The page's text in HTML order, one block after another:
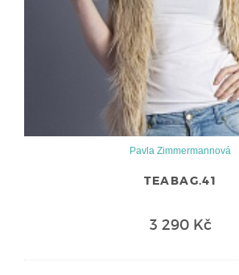
Pavla Zimmermannová
TEABAG.41
3 290 Kč